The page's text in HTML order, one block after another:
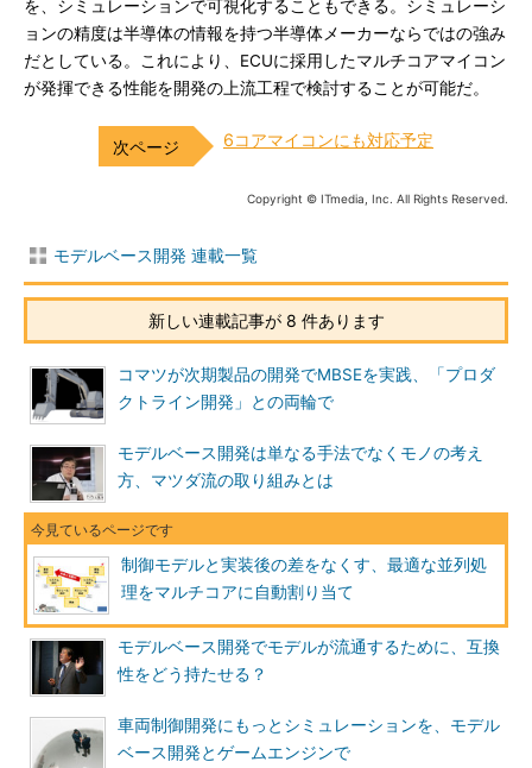
を、シミュレーションで可視化することもできる。シミュレーシ
ョンの精度は半導体の情報を持つ半導体メーカーならではの強み
だとしている。これにより、ECUに採用したマルチコアマイコン
が発揮できる性能を開発の上流工程で検討することが可能だ。
6コアマイコンにも対応予定
Copyright © ITmedia, Inc. All Rights Reserved.
モデルベース開発 連載一覧
新しい連載記事が 8 件あります
コマツが次期製品の開発でMBSEを実践、「プロダ
クトライン開発」との両輪で
モデルベース開発は単なる手法でなくモノの考え
方、マツダ流の取り組みとは
制御モデルと実装後の差をなくす、最適な並列処
理をマルチコアに自動割り当て
モデルベース開発でモデルが流通するために、互換
性をどう持たせる？
車両制御開発にもっとシミュレーションを、モデル
ベース開発とゲームエンジンで